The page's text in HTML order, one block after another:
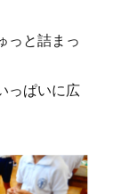
っと詰まっ
っぱいに広